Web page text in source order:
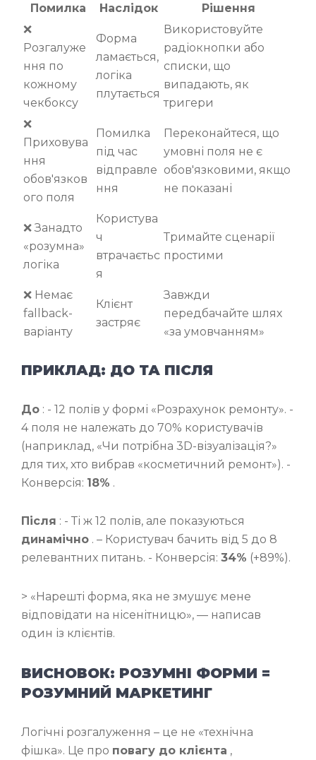
Помилка Наслідок
Рішення
❌
Розгалуже
ння по
кожному
чекбоксу
Форма
ламається,
логіка
плутається
Використовуйте
радіокнопки або
списки, що
випадають, як
тригери
❌
Приховува
ння
обов'язков
ого поля
Помилка
під час
відправле
ння
Переконайтеся, що
умовні поля не є
обов'язковими, якщо
не показані
❌ Занадто
«розумна»
логіка
Користува
ч
втрачаєтьс
я
Тримайте сценарії
простими
❌ Немає
fallback-
варіанту
Клієнт
застряє
Завжди
передбачайте шлях
«за умовчанням»
ПРИКЛАД: ДО ТА ПІСЛЯ
До : - 12 полів у формі «Розрахунок ремонту». -
4 поля не належать до 70% користувачів
(наприклад, «Чи потрібна 3D-візуалізація?»
для тих, хто вибрав «косметичний ремонт»). -
Конверсія: 18% .
Після : - Ті ж 12 полів, але показуються
динамічно . – Користувач бачить від 5 до 8
релевантних питань. - Конверсія: 34% (+89%).
> «Нарешті форма, яка не змушує мене
відповідати на нісенітницю», — написав
один із клієнтів.
ВИСНОВОК: РОЗУМНІ ФОРМИ =
РОЗУМНИЙ МАРКЕТИНГ
Логічні розгалуження – це не «технічна
фішка». Це про повагу до клієнта ,